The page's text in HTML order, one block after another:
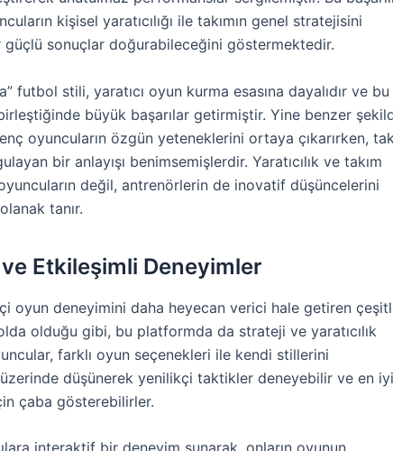
kişisel yaratıcılığı ile takımın genel stratejisini
sonuçlar doğurabileceğini göstermektedir.
futbol stili, yaratıcı oyun kurma esasına dayalıdır ve bu
büyük başarılar getirmiştir. Yine benzer
oyuncuların özgün yeteneklerini ortaya çıkarırken,
bir anlayışı benimsemişlerdir. Yaratıcılık ve takım
değil, antrenörlerin de inovatif düşüncelerini
tanır.
Etkileşimli Deneyimler
oyun deneyimini daha heyecan verici hale getiren
olduğu gibi, bu platformda da strateji ve yaratıcılık
farklı oyun seçenekleri ile kendi stillerini
düşünerek yenilikçi taktikler deneyebilir ve en iyi
çaba gösterebilirler.